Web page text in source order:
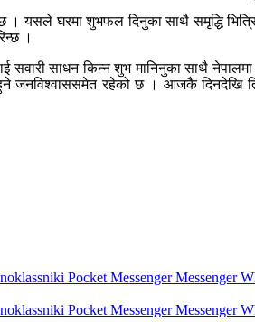
। यसले घरमा शुभफल दिनुका साथै समृद्धि
।
सवारी साधन किन्न शुभ मानिनुका साथै
हुने जनविश्वाससमेत रहेको छ । आजकै दिनदेखि
Pocket Messenger Messenger
Pocket Messenger Messenger